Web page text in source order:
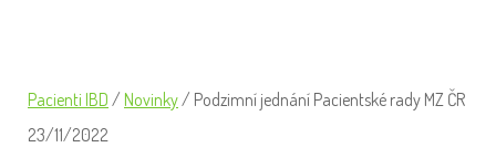
Pacienti IBD / Novinky/ Podzimní jednání Pacientské rady MZ ČR
23/11/2022